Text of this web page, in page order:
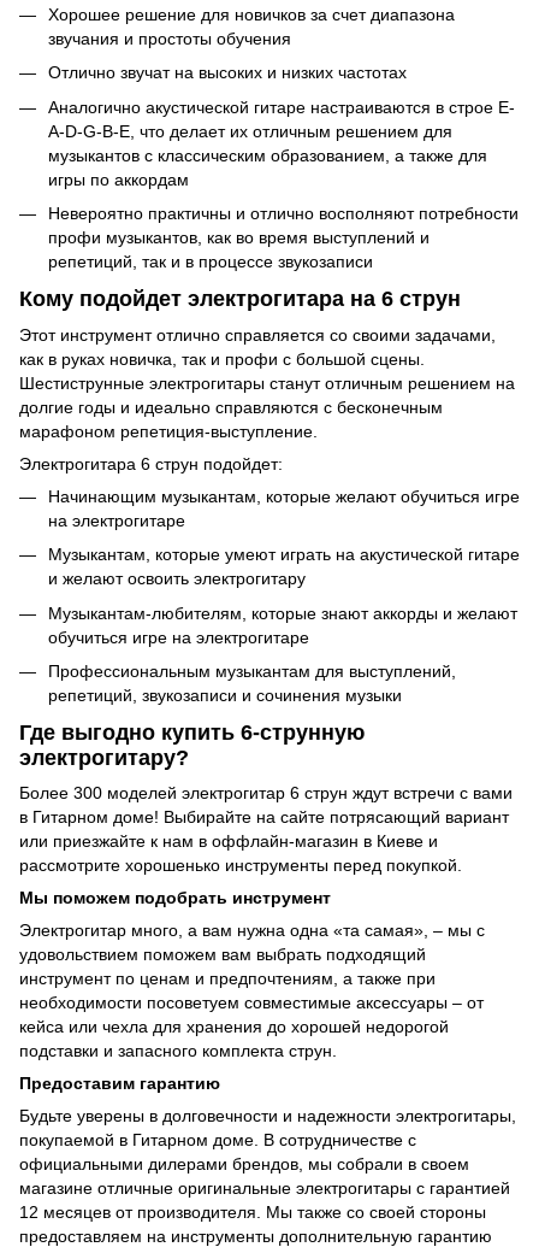
Хорошее решение для новичков за счет диапазона
звучания и простоты обучения
Отлично звучат на высоких и низких частотах
Аналогично акустической гитаре настраиваются в строе E-
A-D-G-B-E, что делает их отличным решением для
музыкантов с классическим образованием, а также для
игры по аккордам
Невероятно практичны и отлично восполняют потребности
профи музыкантов, как во время выступлений и
репетиций, так и в процессе звукозаписи
Кому подойдет электрогитара на 6 струн
Этот инструмент отлично справляется со своими задачами,
как в руках новичка, так и профи с большой сцены.
Шестиструнные электрогитары станут отличным решением на
долгие годы и идеально справляются с бесконечным
марафоном репетиция-выступление.
Электрогитара 6 струн подойдет:
Начинающим музыкантам, которые желают обучиться игре
на электрогитаре
Музыкантам, которые умеют играть на акустической гитаре
и желают освоить электрогитару
Музыкантам-любителям, которые знают аккорды и желают
обучиться игре на электрогитаре
Профессиональным музыкантам для выступлений,
репетиций, звукозаписи и сочинения музыки
Где выгодно купить 6-струнную
электрогитару?
Более 300 моделей электрогитар 6 струн ждут встречи с вами
в Гитарном доме! Выбирайте на сайте потрясающий вариант
или приезжайте к нам в оффлайн-магазин в Киеве и
рассмотрите хорошенько инструменты перед покупкой.
Мы поможем подобрать инструмент
Электрогитар много, а вам нужна одна «та самая», – мы с
удовольствием поможем вам выбрать подходящий
инструмент по ценам и предпочтениям, а также при
необходимости посоветуем совместимые аксессуары – от
кейса или чехла для хранения до хорошей недорогой
подставки и запасного комплекта струн.
Предоставим гарантию
Будьте уверены в долговечности и надежности электрогитары,
покупаемой в Гитарном доме. В сотрудничестве с
официальными дилерами брендов, мы собрали в своем
магазине отличные оригинальные электрогитары с гарантией
12 месяцев от производителя. Мы также со своей стороны
предоставляем на инструменты дополнительную гарантию